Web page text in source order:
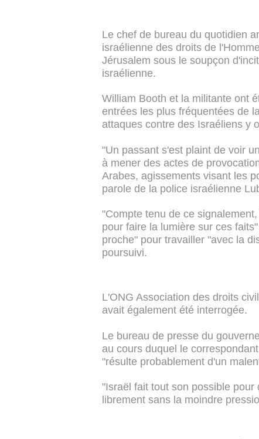
Le chef de bureau du quotidien
israélienne des droits de
Jérusalem sous le soupçon
israélienne.
William Booth et la militante ont
entrées les plus fréquentées de
attaques contre des Israéliens y
"Un passant s'est plaint de voir
à mener des actes de
Arabes, agissements visant les
parole de la police israélienne
"Compte tenu de ce
pour faire la lumière sur ces
proche" pour travailler "avec la
poursuivi.
L'ONG Association des droits
avait également été interrogée.
Le bureau de presse du
au cours duquel le
"résulte probablement d'un
"Israël fait tout son possible
librement sans la moindre